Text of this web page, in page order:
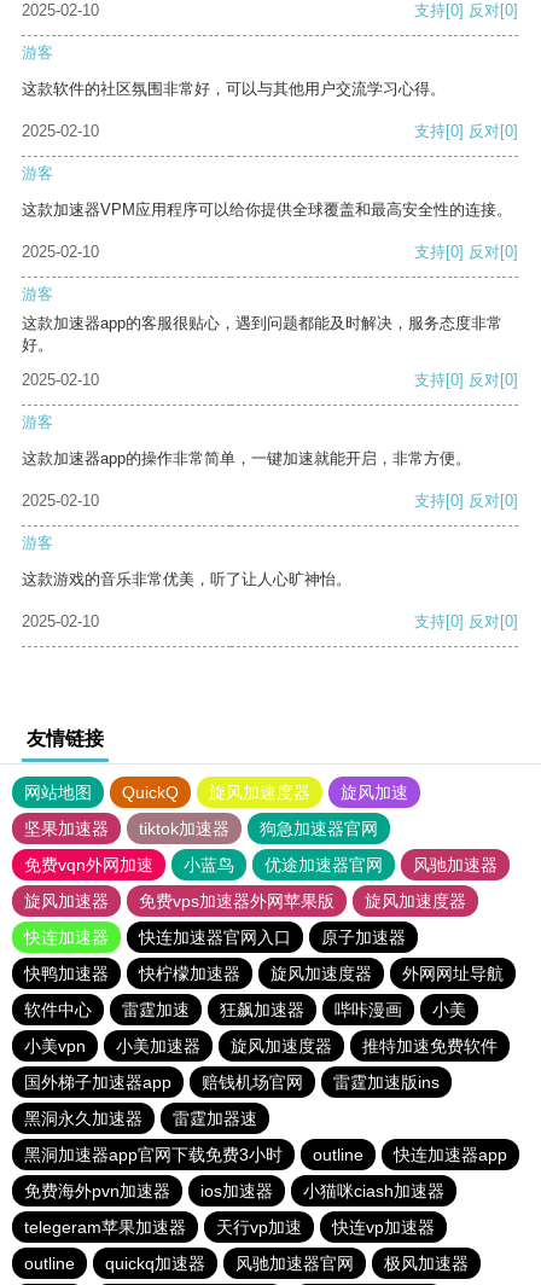
2025-02-10 支持[0] 反对[0]
游客
这款软件的社区氛围非常好，可以与其他用户交流学习心得。
2025-02-10 支持[0] 反对[0]
游客
这款加速器VPM应用程序可以给你提供全球覆盖和最高安全性的连接。
2025-02-10 支持[0] 反对[0]
游客
这款加速器app的客服很贴心，遇到问题都能及时解决，服务态度非常
好。
2025-02-10
支持[0] 反对[0]
游客
这款加速器app的操作非常简单，一键加速就能开启，非常方便。
2025-02-10 支持[0] 反对[0]
游客
这款游戏的音乐非常优美，听了让人心旷神怡。
2025-02-10 支持[0] 反对[0]
友情链接
网站地图 QuickQ 旋风加速度器
旋风加速
坚果加速器
tiktok加速器
狗急加速器官网
免费vqn外网加速
小蓝鸟 优途加速器官网
风驰加速器
旋风加速器
免费vps加速器外网苹果版
旋风加速度器
快连加速器
快连加速器官网入口
原子加速器
快鸭加速器
快柠檬加速器 旋风加速度器
外网网址导航
软件中心
雷霆加速 狂飙加速器 哔咔漫画
小美
小美vpn
小美加速器 旋风加速度器
推特加速免费软件
国外梯子加速器app
赔钱机场官网
雷霆加速版ins
黑洞永久加速器
雷霆加器速
黑洞加速器app官网下载免费3小时
outline
快连加速器app
免费海外pvn加速器
ios加速器
小猫咪ciash加速器
telegeram苹果加速器
天行vp加速
快连vp加速器
outline
quickq加速器 风驰加速器官网 极风加速器